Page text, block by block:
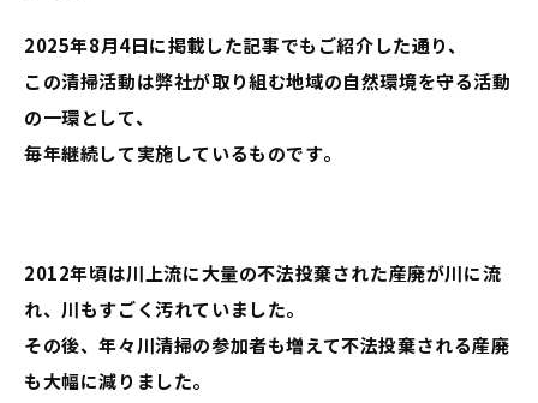
2025年8月4日に掲載した記事でもご紹介した通り、
この清掃活動は弊社が取り組む地域の自然環境を守る活動
の一環として、
毎年継続して実施しているものです。
2012年頃は川上流に大量の不法投棄された産廃が川に流
れ、川もすごく汚れていました。
その後、年々川清掃の参加者も増えて不法投棄される産廃
も大幅に減りました。